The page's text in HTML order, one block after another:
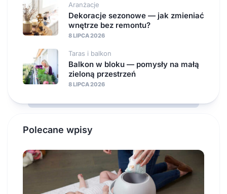
Aranżacje
Dekoracje sezonowe — jak zmieniać
wnętrze bez remontu?
8 LIPCA 2026
Taras i balkon
Balkon w bloku — pomysły na małą
zieloną przestrzeń
8 LIPCA 2026
Polecane wpisy